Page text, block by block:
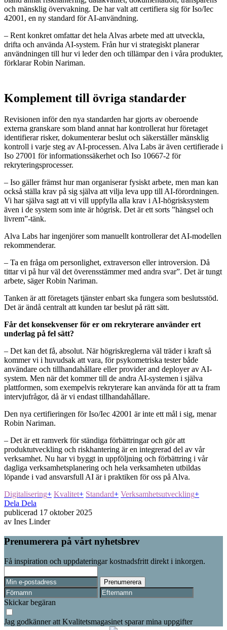
och mänsklig övervakning. De har valt att certifiera sig för Iso/Iec
42001, en ny standard för AI-användning.
– Rent konkret omfattar det hela Alvas arbete med att utveckla,
drifta och använda AI-system. Från hur vi strategiskt planerar
användningen till hur vi leder den och tillämpar den i våra produkter,
förklarar Robin Nariman.
Komplement till övriga standarder
Revisionen inför den nya standarden har gjorts av oberoende
externa granskare som bland annat har kontrollerat hur företaget
identifierar risker, dokumenterar beslut och säkerställer mänsklig
kontroll i varje steg av AI-processen. Alva Labs är även certifierade i
Iso 27001 för informationssäkerhet och Iso 10667-2 för
rekryteringsprocesser.
– Iso gäller främst hur man organiserar fysiskt arbete, men man kan
också ställa krav på sig själva att vilja leva upp till AI-förordningen.
Vi har själva sagt att vi vill uppfylla alla krav i AI-högrisksystem
även i de system som inte är högrisk. Det är ett sorts ”hängsel och
livrem”-tänk.
Alva Labs har ingenjörer som manuellt kontrollerar det AI-modellen
rekommenderar.
– Ta en fråga om personlighet, extraverson eller introversion. Då
tittar vi på hur väl det överensstämmer med andra svar”. Det är tungt
arbete, säger Robin Nariman.
Tanken är att företagets tjänster enbart ska fungera som beslutsstöd.
Det är ändå centralt att kunden tar beslut på rätt sätt.
Får det konsekvenser för er om rekryterare använder ert
underlag på fel sätt?
– Det kan det få, absolut. När högriskreglerna väl träder i kraft så
kommer vi i huvudsak att vara, för psykometriska tester både
användare och tillhandahållare eller provider and deployer av AI-
system. Men när det kommer till de andra AI-systemen i själva
plattformen, som exempelvis rekryterare kan använda för att ta fram
intervjufrågor, då är vi endast tillhandahållare.
Den nya certifieringen för Iso/Iec 42001 är inte ett mål i sig, menar
Robin Nariman.
– Det är ett ramverk för ständiga förbättringar och gör att
produktutveckling och riskhantering är en integrerad del av vår
verksamhet. Nu har vi byggt in uppföljning och förbättring i vår
dagliga verksamhetsplanering och hela verksamheten utbildas
löpande i vad ansvarsfull AI är i praktiken för oss på Alva.
Digitalisering+ Kvalitet+ Standard+ Verksamhetsutveckling+
Dela Dela
publicerad 17 oktober 2025
av Ines Linder
Prenumerera på vårt nyhetsbrev
Få inspiration och uppdateringar kostnadsfritt direkt i inkorgen.
Skickar begäran
Jag godkänner att Kvalitetsmagasinet sparar mina uppgifter